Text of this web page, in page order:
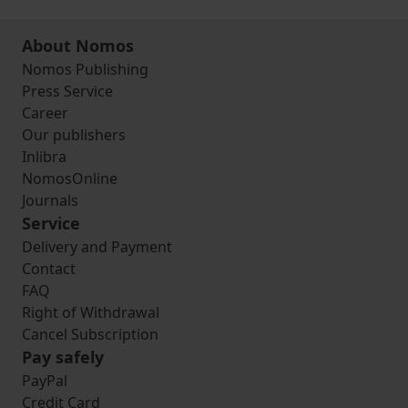
About Nomos
Nomos Publishing
Press Service
Career
Our publishers
Inlibra
NomosOnline
Journals
Service
Delivery and Payment
Contact
FAQ
Right of Withdrawal
Cancel Subscription
Pay safely
PayPal
Credit Card